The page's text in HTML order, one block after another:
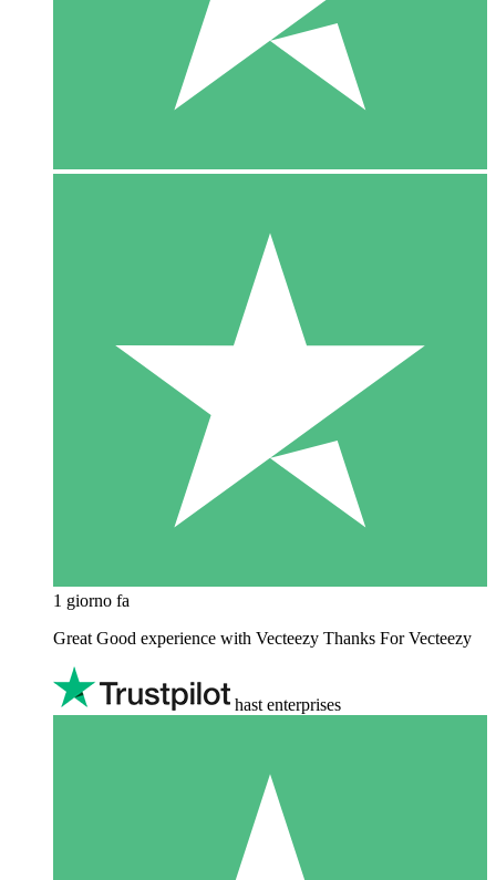
1 giorno fa
Great Good experience with Vecteezy Thanks For Vecteezy
hast enterprises